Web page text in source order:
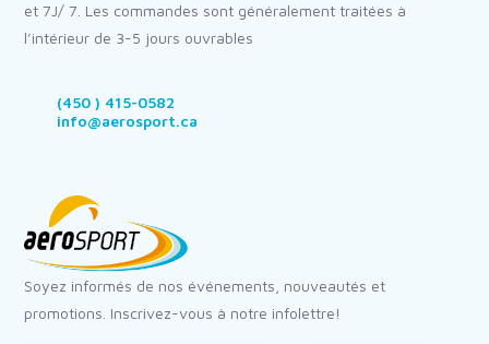
et 7J/ 7. Les commandes sont généralement traitées à
l’intérieur de 3-5 jours ouvrables
(450 ) 415-0582
info@aerosport.ca
Soyez informés de nos événements, nouveautés et
promotions. Inscrivez-vous à notre infolettre!